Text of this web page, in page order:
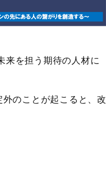
来を担う期待の人材に
のことが起こると、改